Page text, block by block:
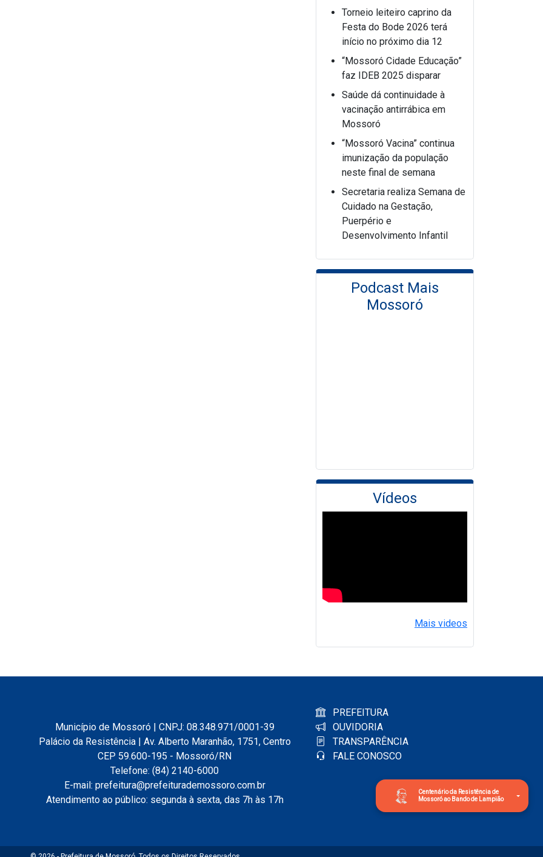
Centenário da Resistência de
Mossoró ao Bando de Lampião
Torneio leiteiro caprino da
Festa do Bode 2026 terá
início no próximo dia 12
“Mossoró Cidade Educação”
faz IDEB 2025 disparar
Saúde dá continuidade à
vacinação antirrábica em
Mossoró
“Mossoró Vacina” continua
imunização da população
neste final de semana
Secretaria realiza Semana de
Cuidado na Gestação,
Puerpério e
Desenvolvimento Infantil
Podcast Mais
Mossoró
Vídeos
Mais videos
Município de Mossoró | CNPJ: 08.348.971/0001-39
Palácio da Resistência | Av. Alberto Maranhão, 1751, Centro
CEP 59.600-195 - Mossoró/RN
Telefone: (84) 2140-6000
E-mail: prefeitura@prefeiturademossoro.com.br
Atendimento ao público: segunda à sexta, das 7h às 17h
PREFEITURA
OUVIDORIA
TRANSPARÊNCIA
FALE CONOSCO